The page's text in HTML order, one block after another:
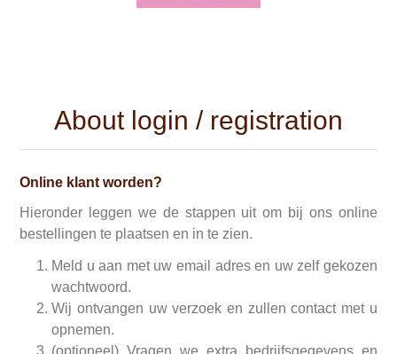
About login / registration
Online klant worden?
Hieronder leggen we de stappen uit om bij ons online
bestellingen te plaatsen en in te zien.
Meld u aan met uw email adres en uw zelf gekozen
wachtwoord.
Wij ontvangen uw verzoek en zullen contact met u
opnemen.
(optioneel) Vragen we extra bedrijfsgegevens en